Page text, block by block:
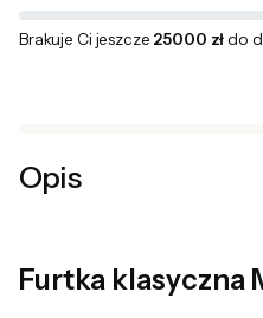
Brakuje Ci jeszcze 25000 złdo
Opis
Furtka klasyczna